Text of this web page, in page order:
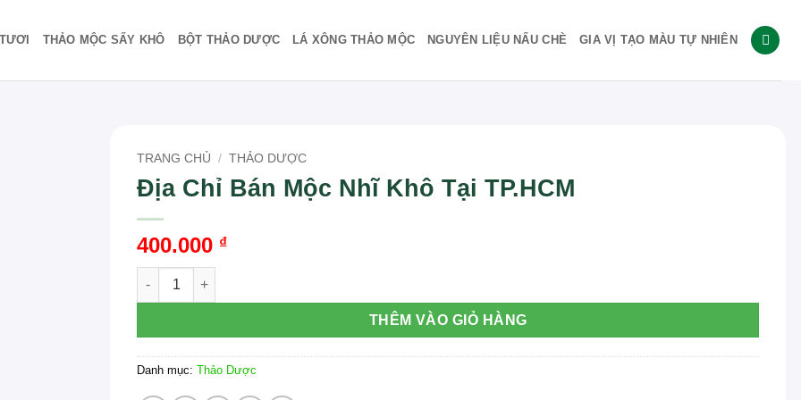
THẢO MỘC SẤY KHÔ BỘT THẢO DƯỢC LÁ XÔNG THẢO MỘC NGUYÊN LIỆU NẤU CHÈ GIA VỊ TẠO MÀU TỰ NHIÊN
TRANG CHỦ / THẢO DƯỢC
Địa Chỉ Bán Mộc Nhĩ Khô Tại TP.HCM
400.000 ₫
Địa Chỉ Bán Mộc Nhĩ Khô Tại TP.HCM số lượng
THÊM VÀO GIỎ HÀNG
Danh mục:Thảo Dược